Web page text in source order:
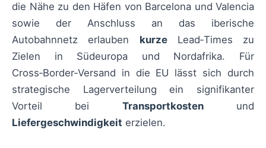
die Nähe zu den Häfen von Barcelona und Valencia
sowie der Anschluss an das iberische
Autobahnnetz erlauben kurzeLead‑Times zu
Zielen in Südeuropa und Nordafrika. Für
Cross‑Border‑Versand in die EU lässt sich durch
strategische Lagerverteilung ein signifikanter
Vorteil bei Transportkostenund
Liefergeschwindigkeit erzielen.